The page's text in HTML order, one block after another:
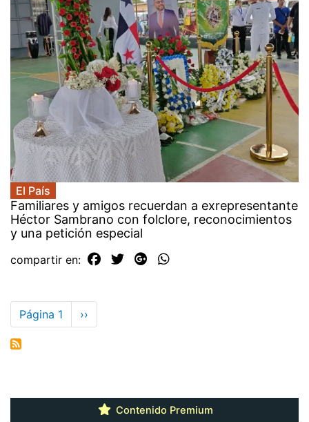
El País
Familiares y amigos recuerdan a exrepresentante
Héctor Sambrano con folclore, reconocimientos
y una petición especial
compartir en:
Paginación
Página 1
Siguiente
página
››
Contenido Premium